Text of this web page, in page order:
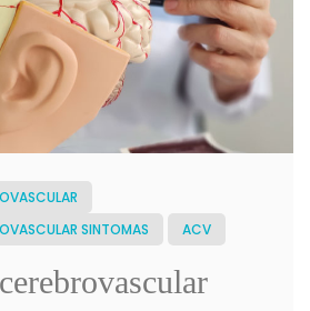
SINTOMAS
ACV